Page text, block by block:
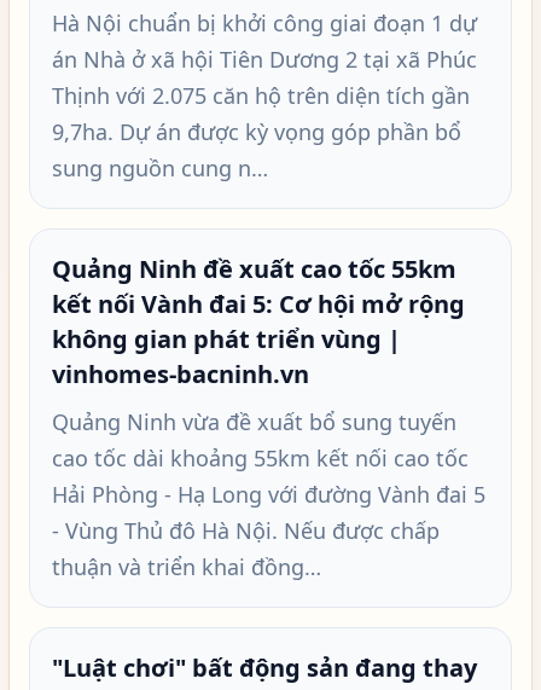
Hà Nội chuẩn bị khởi công giai đoạn 1 dự
án Nhà ở xã hội Tiên Dương 2 tại xã Phúc
Thịnh với 2.075 căn hộ trên diện tích gần
9,7ha. Dự án được kỳ vọng góp phần bổ
sung nguồn cung n…
Quảng Ninh đề xuất cao tốc 55km
kết nối Vành đai 5: Cơ hội mở rộng
không gian phát triển vùng |
vinhomes-bacninh.vn
Quảng Ninh vừa đề xuất bổ sung tuyến
cao tốc dài khoảng 55km kết nối cao tốc
Hải Phòng - Hạ Long với đường Vành đai 5
- Vùng Thủ đô Hà Nội. Nếu được chấp
thuận và triển khai đồng…
"Luật chơi" bất động sản đang thay